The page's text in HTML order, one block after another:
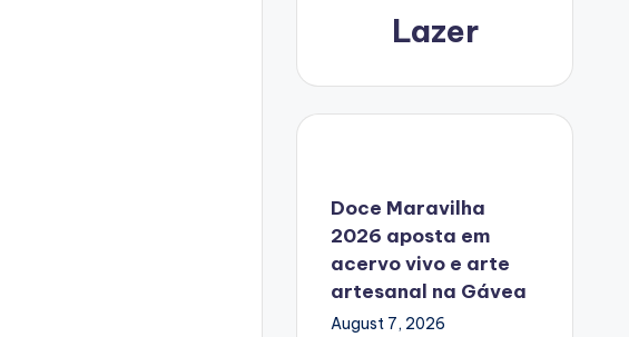
Lazer
Doce Maravilha
2026 aposta em
acervo vivo e arte
artesanal na Gávea
August 7, 2026